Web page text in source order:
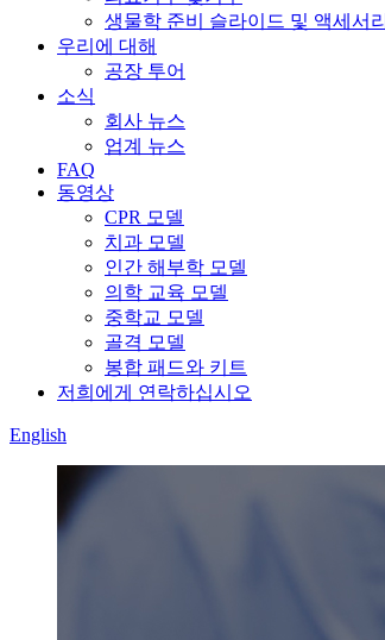
생물학 준비 슬라이드 및 액세서리
우리에 대해
공장 투어
소식
회사 뉴스
업계 뉴스
FAQ
동영상
CPR 모델
치과 모델
인간 해부학 모델
의학 교육 모델
중학교 모델
골격 모델
봉합 패드와 키트
저희에게 연락하십시오
English